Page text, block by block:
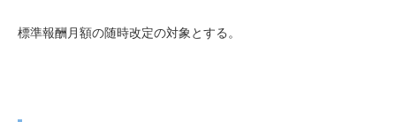
標準報酬月額の随時改定の対象とする。